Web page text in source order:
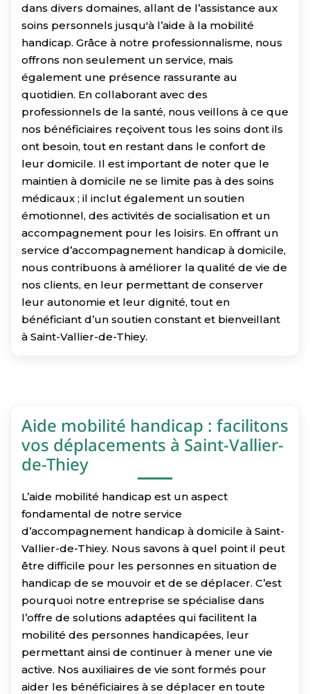
dans divers domaines, allant de l’assistance aux
soins personnels jusqu'à l’aide à la mobilité
handicap. Grâce à notre professionnalisme, nous
offrons non seulement un service, mais
également une présence rassurante au
quotidien. En collaborant avec des
professionnels de la santé, nous veillons à ce que
nos bénéficiaires reçoivent tous les soins dont ils
ont besoin, tout en restant dans le confort de
leur domicile. Il est important de noter que le
maintien à domicile ne se limite pas à des soins
médicaux ; il inclut également un soutien
émotionnel, des activités de socialisation et un
accompagnement pour les loisirs. En offrant un
service d’accompagnement handicap à domicile,
nous contribuons à améliorer la qualité de vie de
nos clients, en leur permettant de conserver
leur autonomie et leur dignité, tout en
bénéficiant d’un soutien constant et bienveillant
à Saint-Vallier-de-Thiey.
Aide mobilité handicap : facilitons
vos déplacements à Saint-Vallier-
de-Thiey
L’aide mobilité handicap est un aspect
fondamental de notre service
d’accompagnement handicap à domicile à Saint-
Vallier-de-Thiey. Nous savons à quel point il peut
être difficile pour les personnes en situation de
handicap de se mouvoir et de se déplacer. C’est
pourquoi notre entreprise se spécialise dans
l’offre de solutions adaptées qui facilitent la
mobilité des personnes handicapées, leur
permettant ainsi de continuer à mener une vie
active. Nos auxiliaires de vie sont formés pour
aider les bénéficiaires à se déplacer en toute